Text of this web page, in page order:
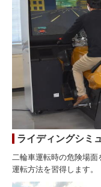
ライディングシミ
二輪車運転時の危険場
運転方法を習得します。